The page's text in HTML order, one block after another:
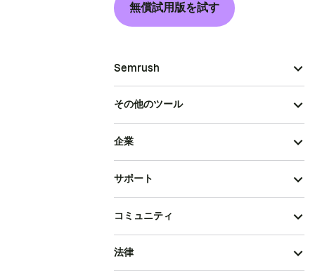
無償試用版を試す
Semrush
その他のツール
企業
サポート
コミュニティ
法律